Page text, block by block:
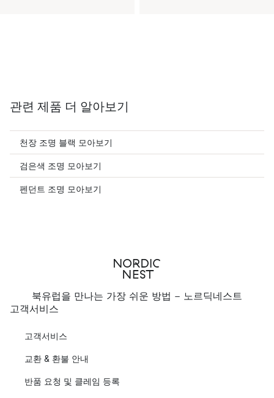
관련 제품 더 알아보기
천장 조명 블랙 모아보기
검은색 조명 모아보기
펜던트 조명 모아보기
북유럽을 만나는 가장 쉬운 방법 - 노르딕네스트
고객서비스
고객서비스
교환 & 환불 안내
반품 요청 및 클레임 등록